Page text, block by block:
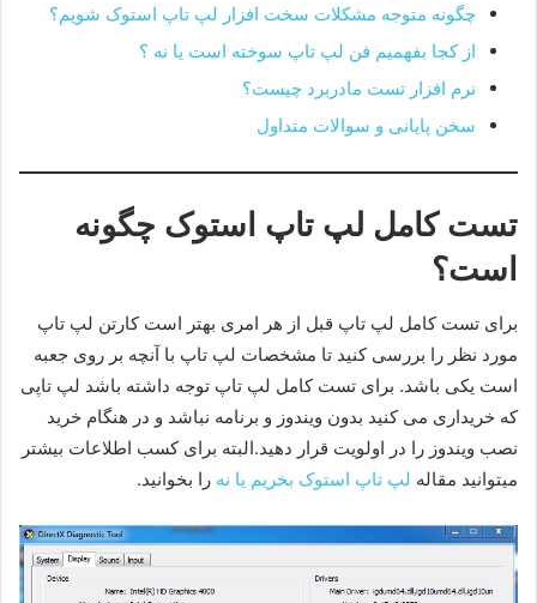
چگونه متوجه مشکلات سخت افزار لپ تاپ استوک شویم؟
از کجا بفهمیم فن لپ تاپ سوخته است یا نه ؟
نرم افزار تست مادربرد چیست؟
سخن پایانی و سوالات متداول
تست کامل لپ تاپ استوک چگونه
است؟
برای تست کامل لپ تاپ قبل از هر امری بهتر است کارتن لپ تاپ
مورد نظر را بررسی کنید تا مشخصات لپ تاپ با آنچه بر روی جعبه
است یکی باشد. برای تست کامل لپ تاپ توجه داشته باشد لپ تاپی
که خریداری می کنید بدون ویندوز و برنامه نباشد و در هنگام خرید
نصب ویندوز را در اولویت قرار دهید.البته برای کسب اطلاعات بیشتر
میتوانید مقاله لپ تاپ استوک بخریم یا نه را بخوانید.